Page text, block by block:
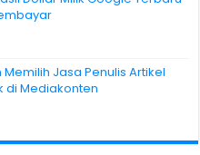
Jasa Penulis Artikel
di Mediakonten